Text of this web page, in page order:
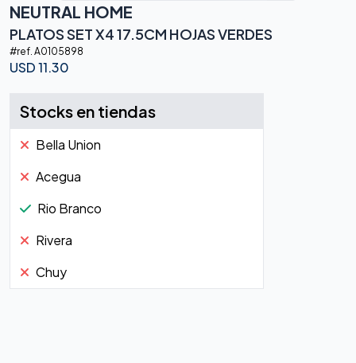
NEUTRAL HOME
PLATOS SET X4 17.5CM HOJAS VERDES
#ref. A0105898
USD11.30
Stocks en tiendas
Bella Union
Acegua
Rio Branco
Rivera
Chuy